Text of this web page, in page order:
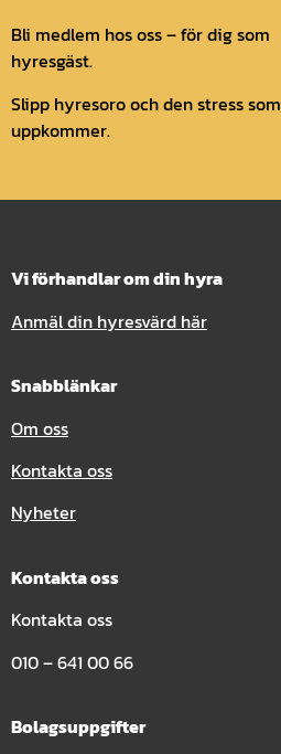
Bli medlem hos oss – för dig som
hyresgäst.
Slipp hyresoro och den stress som
uppkommer.
Vi förhandlar om din hyra
Anmäl din hyresvärd här
Snabblänkar
Om oss
Kontakta oss
Nyheter
Kontakta oss
Kontakta oss
010 – 641 00 66
Bolagsuppgifter